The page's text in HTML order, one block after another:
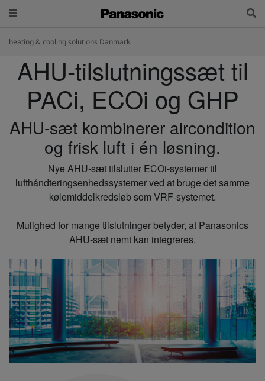
heating & cooling solutions Danmark
AHU-tilslutningssæt til
PACi, ECOi og GHP
AHU-sæt kombinerer aircondition
og frisk luft i én løsning.
Nye AHU-sæt tilslutter ECOi-systemer til
lufthåndteringsenhedssystemer ved at bruge det samme
kølemiddelkredsløb som VRF-systemet.
Mulighed for mange tilslutninger betyder, at Panasonics
AHU-sæt nemt kan integreres.